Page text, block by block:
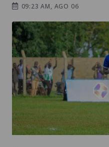
09:23 AM, AGO 06